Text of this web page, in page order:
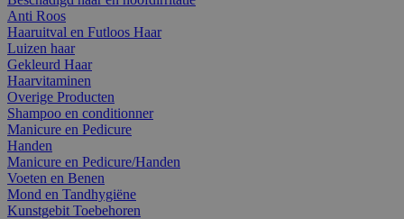
Anti Roos
Haaruitval en Futloos Haar
Luizen haar
Gekleurd Haar
Haarvitaminen
Overige Producten
Shampoo en conditionner
Manicure en Pedicure
Handen
Manicure en Pedicure/Handen
Voeten en Benen
Mond en Tandhygiëne
Kunstgebit Toebehoren